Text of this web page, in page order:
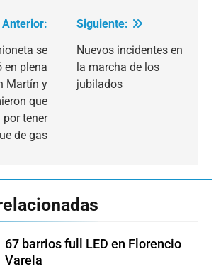
Anterior:
se
en plena
Martín y
que
tener
de gas
Siguiente:
Nuevos incidentes en
la marcha de los
jubilados
67 barrios full LED en Florencio
Varela